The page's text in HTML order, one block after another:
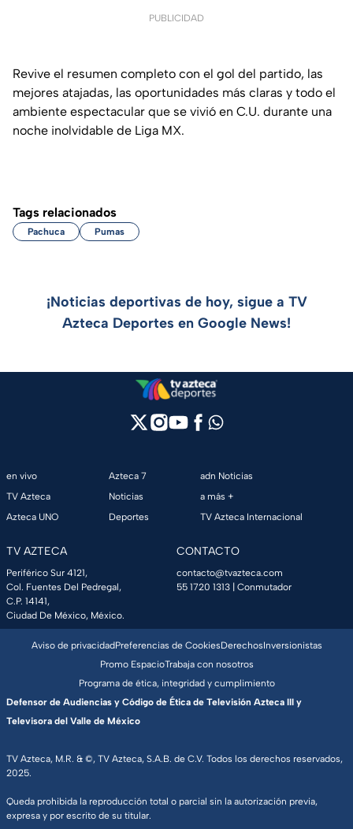
PUBLICIDAD
Revive el resumen completo con el gol del partido, las
mejores atajadas, las oportunidades más claras y todo el
ambiente espectacular que se vivió en C.U. durante una
noche inolvidable de Liga MX.
Tags relacionados
Pachuca Pumas
¡Noticias deportivas de hoy, sigue a TV
Azteca Deportes en Google News!
en vivo
TV Azteca
Azteca UNO
Azteca 7
Noticias
Deportes
adn Noticias
a más +
TV Azteca Internacional
TV AZTECA
Periférico Sur 4121,
Col. Fuentes Del Pedregal,
C.P. 14141,
Ciudad De México, México.
CONTACTO
contacto@tvazteca.com
55 1720 1313 | Conmutador
TV Azteca, M.R. & ©, TV Azteca, S.A.B. de C.V. Todos los derechos reservados,
2025.
Queda prohibida la reproducción total o parcial sin la autorización previa,
expresa y por escrito de su titular.
Aviso de privacidadPreferencias de CookiesDerechosInversionistas
Promo EspacioTrabaja con nosotros
Programa de ética, integridad y cumplimiento
Defensor de Audiencias y Código de Ética de Televisión Azteca III y
Televisora del Valle de México